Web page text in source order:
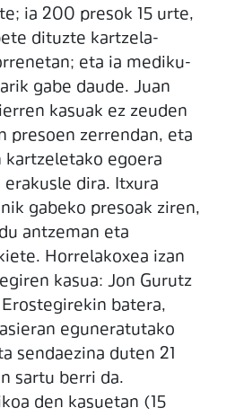
ia 200 presok 15 urte,
dituzte kartzela-
eta ia mediku-
gabe daude. Juan
kasuak ez zeuden
presoen zerrendan, eta
kartzeletako egoera
dira. Itxura
gabeko presoak ziren,
antzeman eta
Horrelakoxea izan
kasua: Jon Gurutz
batera,
eguneratutako
sendaezina duten 21
sartu berri da.
den kasuetan (15